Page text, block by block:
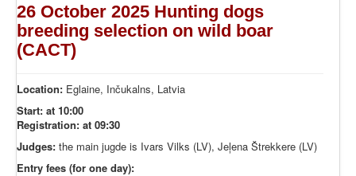
26 October 2025 Hunting dogs
breeding selection on wild boar
(CACT)
Location: Eglaine, Inčukalns, Latvia
Start: at 10:00
Registration: at 09:30
Judges: the main jugde is Ivars Vilks (LV), Jeļena Štrekkere (LV)
Entry fees (for one day):